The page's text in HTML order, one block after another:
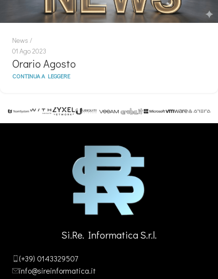
News
01 Ago 2023
Orario Agosto
CONTINUA A LEGGERE
Si.Re. Informatica S.r.l.
(+39) 0143329507
info@sireinformatica.it